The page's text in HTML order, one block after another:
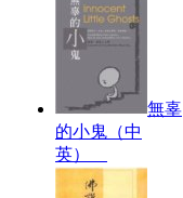
無辜
的小鬼（中
英）